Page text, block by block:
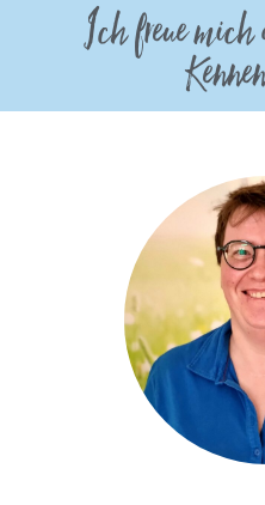
Ich freue
"Ich liebe es,
helfen
Leben